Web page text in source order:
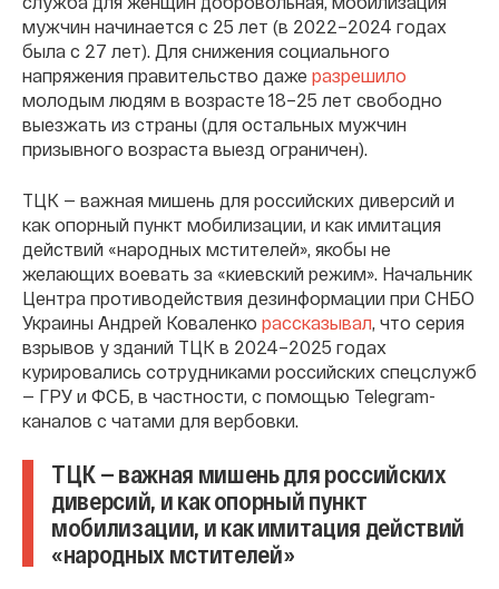
мужчин начинается с 25 лет (в 2022–2024 годах
была с 27 лет). Для снижения социального
напряжения правительство даже разрешило
молодым людям в возрасте 18–25 лет свободно
выезжать из страны (для остальных мужчин
призывного возраста выезд ограничен).
ТЦК — важная мишень для российских диверсий и
как опорный пункт мобилизации, и как имитация
действий «народных мстителей», якобы не
желающих воевать за «киевский режим». Начальник
Центра противодействия дезинформации при СНБО
Украины Андрей Коваленко рассказывал, что серия
взрывов у зданий ТЦК в 2024–2025 годах
курировались сотрудниками российских спецслужб
— ГРУ и ФСБ, в частности, с помощью Telegram-
каналов с чатами для вербовки.
ТЦК — важная мишень для российских
диверсий, и как опорный пункт
мобилизации, и как имитация действий
«народных мстителей»